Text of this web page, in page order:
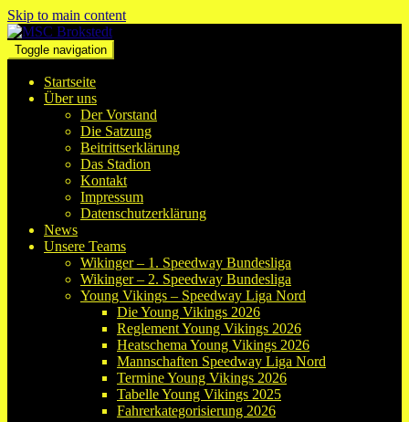
Skip to main content
Toggle navigation
Startseite
Über uns
Der Vorstand
Die Satzung
Beitrittserklärung
Das Stadion
Kontakt
Impressum
Datenschutzerklärung
News
Unsere Teams
Wikinger – 1. Speedway Bundesliga
Wikinger – 2. Speedway Bundesliga
Young Vikings – Speedway Liga Nord
Die Young Vikings 2026
Reglement Young Vikings 2026
Heatschema Young Vikings 2026
Mannschaften Speedway Liga Nord
Termine Young Vikings 2026
Tabelle Young Vikings 2025
Fahrerkategorisierung 2026